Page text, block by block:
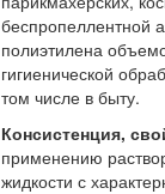
беспропеллентной
полиэтилена
гигиенической
том числе в быту.
Консистенция,
применению
жидкости с